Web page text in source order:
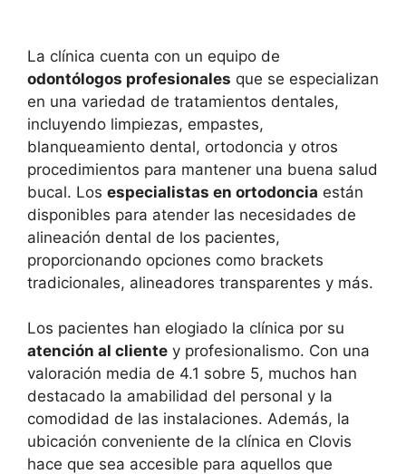
La clínica cuenta con un equipo de
odontólogos profesionales que se especializan
en una variedad de tratamientos dentales,
incluyendo limpiezas, empastes,
blanqueamiento dental, ortodoncia y otros
procedimientos para mantener una buena salud
bucal. Los especialistas en ortodoncia están
disponibles para atender las necesidades de
alineación dental de los pacientes,
proporcionando opciones como brackets
tradicionales, alineadores transparentes y más.
Los pacientes han elogiado la clínica por su
atención al cliente y profesionalismo. Con una
valoración media de 4.1 sobre 5, muchos han
destacado la amabilidad del personal y la
comodidad de las instalaciones. Además, la
ubicación conveniente de la clínica en Clovis
hace que sea accesible para aquellos que